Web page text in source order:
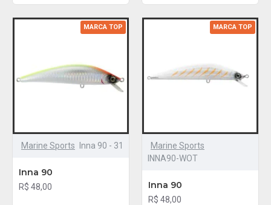
MARCA TOP
Marine Sports Inna 90 - 31
Inna 90
R$ 48,00
MARCA TOP
Marine Sports
INNA90-WOT
Inna 90
R$ 48,00